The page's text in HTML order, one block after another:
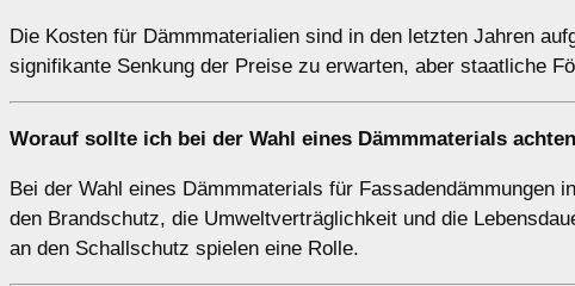
Die Kosten für Dämmmaterialien sind in den letzten Jahren
signifikante Senkung der Preise zu erwarten, aber staatliche
Worauf sollte ich bei der Wahl eines Dämmmaterials
Bei der Wahl eines Dämmmaterials für
den Brandschutz, die Umweltverträglichkeit und die
an den Schallschutz spielen eine Rolle.